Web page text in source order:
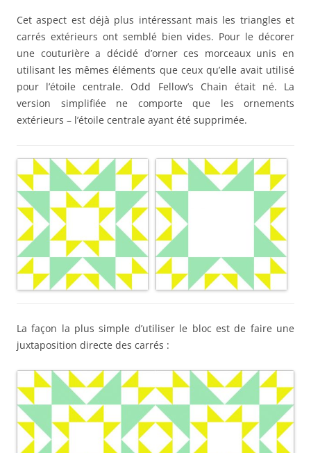
Cet aspect est déjà plus intéressant mais les triangles et
carrés extérieurs ont semblé bien vides. Pour le décorer
une couturière a décidé d’orner ces morceaux unis en
utilisant les mêmes éléments que ceux qu’elle avait utilisé
pour l’étoile centrale. Odd Fellow’s Chain était né. La
version simplifiée ne comporte que les ornements
extérieurs – l’étoile centrale ayant été supprimée.
La façon la plus simple d’utiliser le bloc est de faire une
juxtaposition directe des carrés :